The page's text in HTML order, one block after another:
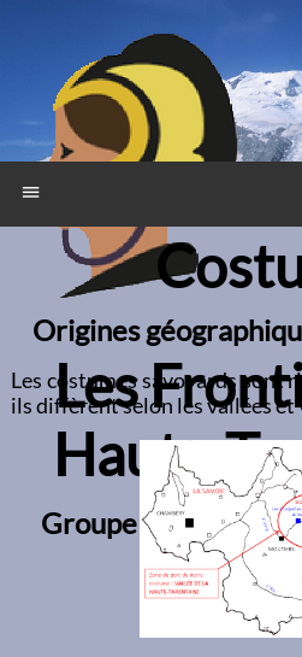
Les
Haute-
Groupe Folklorique
menu
Origines
Les costumes savoyards sont
ils diffèrent selon les vallées et